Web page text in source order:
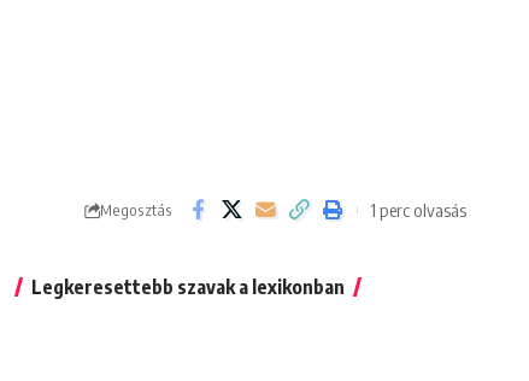
Megosztás 1 perc olvasás
Legkeresettebb szavak a lexikonban